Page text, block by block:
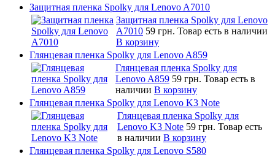
Защитная пленка Spolky для Lenovo A7010
Защитная пленка Spolky для Lenovo
A7010 59 грн. Товар есть в наличии
В корзину
Глянцевая пленка Spolky для Lenovo A859
Глянцевая пленка Spolky для
Lenovo A859 59 грн. Товар есть в
наличии В корзину
Глянцевая пленка Spolky для Lenovo K3 Note
Глянцевая пленка Spolky для
Lenovo K3 Note 59 грн. Товар есть
в наличии В корзину
Глянцевая пленка Spolky для Lenovo S580